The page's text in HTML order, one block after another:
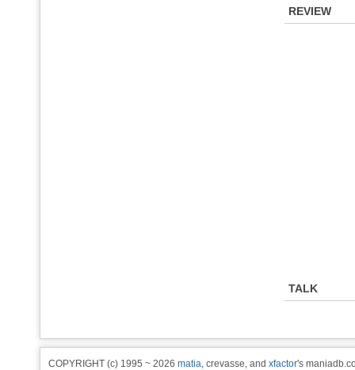
REVIEW
TALK
COPYRIGHT (c) 1995 ~ 2026 matia, crevasse, and xfactor's